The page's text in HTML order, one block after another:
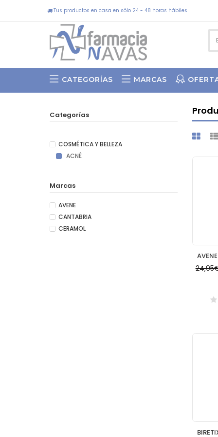
Tus productos en casa en sólo 24 - 48 horas hábiles
CATEGORÍAS MARCAS
Categorías
COSMÉTICA Y BELLEZA
ACNÉ
Marcas
AVENE
CANTABRIA
CERAMOL